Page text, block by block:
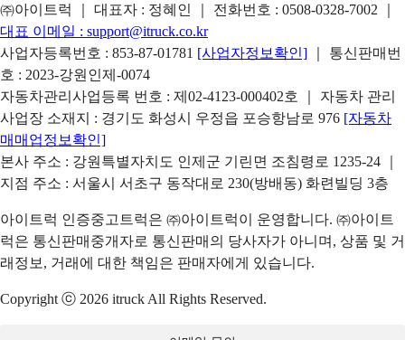
㈜아이트럭 ｜ 대표자 : 정혜인 ｜ 전화번호 : 0508-0328-7002
대표 이메일 : support@itruck.co.kr
사업자등록번호 : 853-87-01781 [사업자정보확인]
｜ 통신판매번
호 : 2023-강원인제-0074
자동차관리사업등록 번호 : 제02-4123-000402호 ｜ 자동차 관리
사업장 소재지 : 경기도 화성시 우정읍 포승항남로 976 [자동차
매매업정보확인]
본사 주소 : 강원특별자치도 인제군 기린면 조침령로 1235-24 ｜
지점 주소 : 서울시 서초구 동작대로 230(방배동) 화련빌딩 3층
아이트럭 인증중고트럭은 ㈜아이트럭이 운영합니다. ㈜아이트
럭은 통신판매중개자로 통신판매의 당사자가 아니며, 상품 및 거
래정보, 거래에 대한 책임은 판매자에게 있습니다.
Copyright ⓒ 2026 itruck All Rights Reserved.